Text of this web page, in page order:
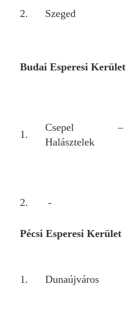
2. Szeged
Budai Esperesi Kerület
1.
Csepel –
Halásztelek
2. -
Pécsi Esperesi Kerület
1. Dunaújváros